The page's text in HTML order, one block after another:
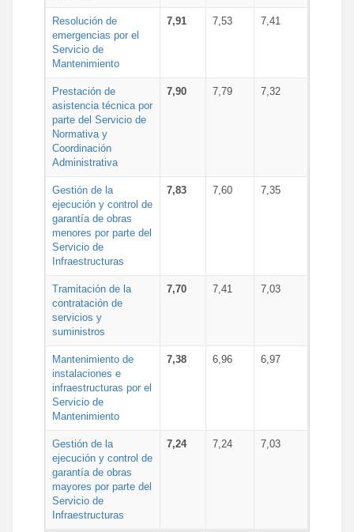
Resolución de
emergencias por el
Servicio de
Mantenimiento
7,91 7,53 7,41
Prestación de
asistencia técnica por
parte del Servicio de
Normativa y
Coordinación
Administrativa
7,90 7,79 7,32
Gestión de la
ejecución y control de
garantía de obras
menores por parte del
Servicio de
Infraestructuras
7,83 7,60 7,35
Tramitación de la
contratación de
servicios y
suministros
7,70 7,41 7,03
Mantenimiento de
instalaciones e
infraestructuras por el
Servicio de
Mantenimiento
7,38 6,96 6,97
Gestión de la
ejecución y control de
garantía de obras
mayores por parte del
Servicio de
Infraestructuras
7,24 7,24 7,03